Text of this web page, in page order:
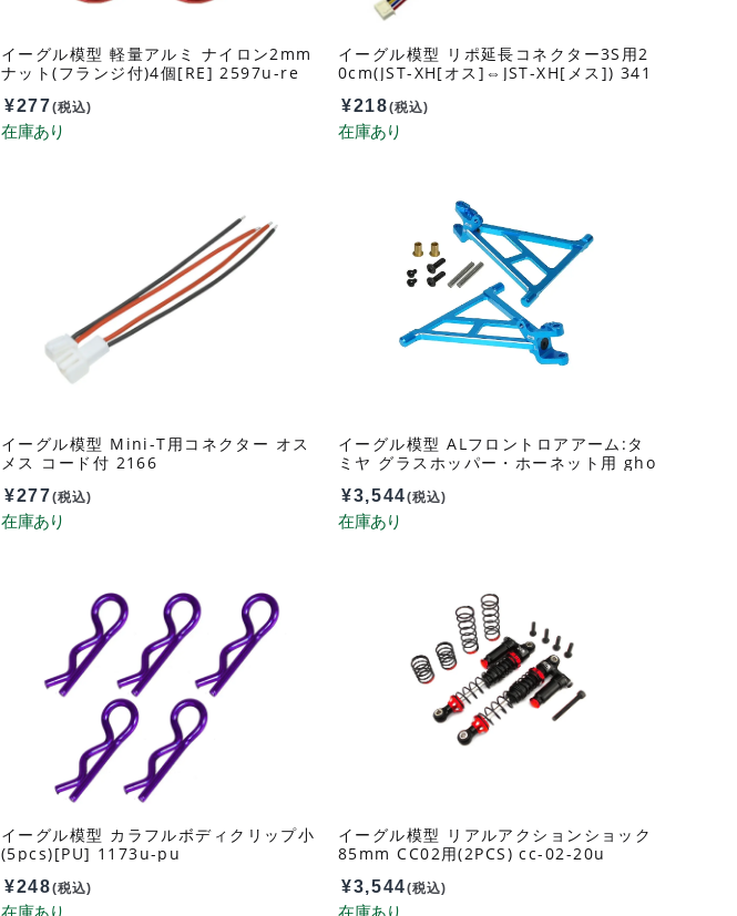
イーグル模型 軽量アルミ ナイロン2mm
ナット(フランジ付)4個[RE] 2597u-re
¥277(税込)
イーグル模型 リポ延長コネクター3S用2
0cm(JST-XH[オス]⇔JST-XH[メス]) 341
¥218(税込)
イーグル模型 Mini-T用コネクター オス
メス コード付 2166
¥277(税込)
イーグル模型 ALフロントロアアーム:タ
ミヤ グラスホッパー・ホーネット用 gho
¥3,544(税込)
イーグル模型 カラフルボディクリップ小
(5pcs)[PU] 1173u-pu
¥248(税込)
イーグル模型 リアルアクションショック
85mm CC02用(2PCS) cc-02-20u
¥3,544(税込)